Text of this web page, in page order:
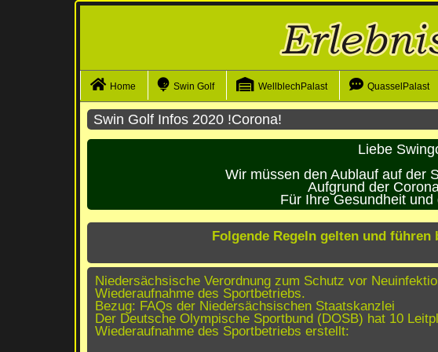
Navigation überspringen
Home
Swin Golf WellblechPalast QuasselPalast
Swin Golf Infos 2020 !Corona!
Liebe
Wir müssen den Aublauf auf der
Aufgrund der
Für Ihre Gesundheit
Folgende Regeln gelten und
Niedersächsische Verordnung zum Schutz vor
Wiederaufnahme des Sportbetriebs.
Bezug: FAQs der Niedersächsischen Staatskanzlei
Der Deutsche Olympische Sportbund (DOSB) hat 10
Wiederaufnahme des Sportbetriebs erstellt: